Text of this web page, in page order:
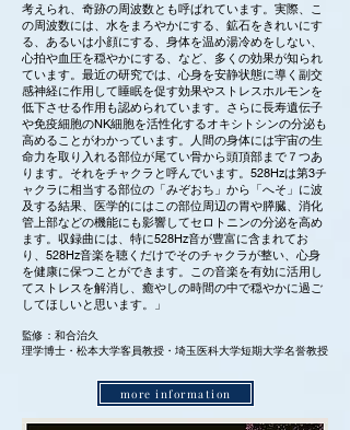
考えられ、奇跡の周波数とも呼ばれています。実際、こ
の周波数には、水をまろやかにする、鉱石をきれいにす
る、あるいは小顔にする、身体を温め湯冷めをしない、
心拍や血圧を穏やかにする、など、多くの効果が知られ
ています。最近の研究では、心身を安静状態に導く副交
感神経に作用して睡眠を促す効果やストレスホルモンを
低下させる作用も認められています。さらに長寿遺伝子
や免疫細胞のNK細胞を活性化するオキシトシンの分泌も
高めることがわかっています。人間の身体には宇宙の生
命力を取り入れる部位が尾てい骨から頭頂部まで７つあ
ります。それをチャクラと呼んでいます。528Hzは第3チ
ャクラに相当する部位の「みぞおち」から「へそ」に波
及する結果、医学的にはこの部位周辺の胃や膵臓、消化
管上部などの機能にも影響してセロトニンの分泌を高め
ます。収録曲には、特に528Hz音が豊富に含まれてお
り、528Hz音楽を聴くだけでそのチャクラが整い、心身
を健康に保つことができます。この音楽を有効に活用し
てストレスを解消し、癒やしの時間の中で穏やかに過ご
してほしいと思います。」
監修：和合治久
理学博士・松本大学客員教授・埼玉医科大学短期大学名誉教授
more information